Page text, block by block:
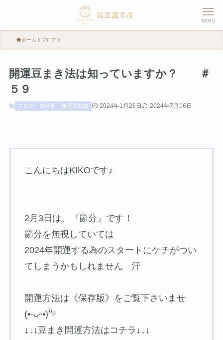
MENU
ホーム ブログ
開運豆まき法は知っていますか？ ＃
５９
ブログ 未分類 開運豆知識 2024年1月26日 2024年7月16日
こんにちはKIKOです♪
2月3日は、『節分』です！
節分を無視していては
2024年開運する為のスタートにケチがつい
てしまうかもしれません 汗
開運方法は《保存版》をご覧下さいませ
(•ᵕᴗᵕ•)⁾⁾ᵖ
↓↓↓豆まき開運方法はコチラ↓↓↓